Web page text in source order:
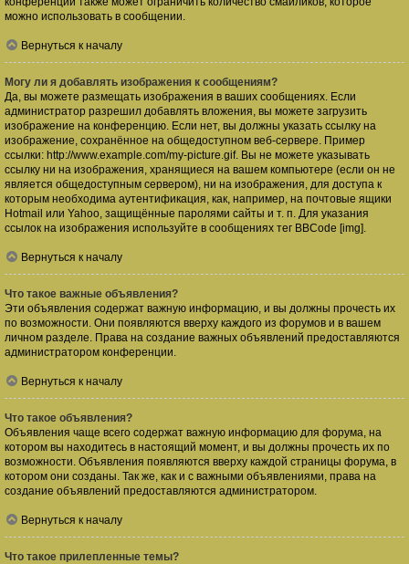
можно использовать в сообщении.
Вернуться к началу
Могу ли я добавлять изображения к сообщениям?
Да, вы можете размещать изображения в ваших сообщениях. Если
администратор разрешил добавлять вложения, вы можете загрузить
изображение на конференцию. Если нет, вы должны указать ссылку на
изображение, сохранённое на общедоступном веб-сервере. Пример
ссылки: http://www.example.com/my-picture.gif. Вы не можете указывать
ссылку ни на изображения, хранящиеся на вашем компьютере (если он не
является общедоступным сервером), ни на изображения, для доступа к
которым необходима аутентификация, как, например, на почтовые ящики
Hotmail или Yahoo, защищённые паролями сайты и т. п. Для указания
ссылок на изображения используйте в сообщениях тег BBCode [img].
Вернуться к началу
Что такое важные объявления?
Эти объявления содержат важную информацию, и вы должны прочесть их
по возможности. Они появляются вверху каждого из форумов и в вашем
личном разделе. Права на создание важных объявлений предоставляются
администратором конференции.
Вернуться к началу
Что такое объявления?
Объявления чаще всего содержат важную информацию для форума, на
котором вы находитесь в настоящий момент, и вы должны прочесть их по
возможности. Объявления появляются вверху каждой страницы форума, в
котором они созданы. Так же, как и с важными объявлениями, права на
создание объявлений предоставляются администратором.
Вернуться к началу
Что такое прилепленные темы?